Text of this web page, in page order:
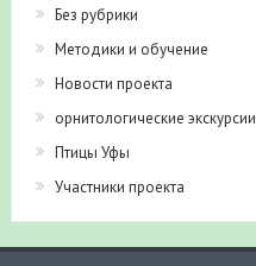
Без рубрики
Методики и обучение
Новости проекта
орнитологические экскурсии
Птицы Уфы
Участники проекта